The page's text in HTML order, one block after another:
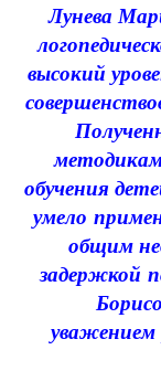
Лунева
высокий
обучения
умело
общим
задержкой
уважением